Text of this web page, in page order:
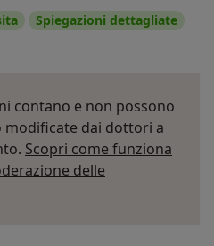
Spiegazioni dettagliate
contano e non possono
modificate dai dottori a
Scopri come funziona
delle